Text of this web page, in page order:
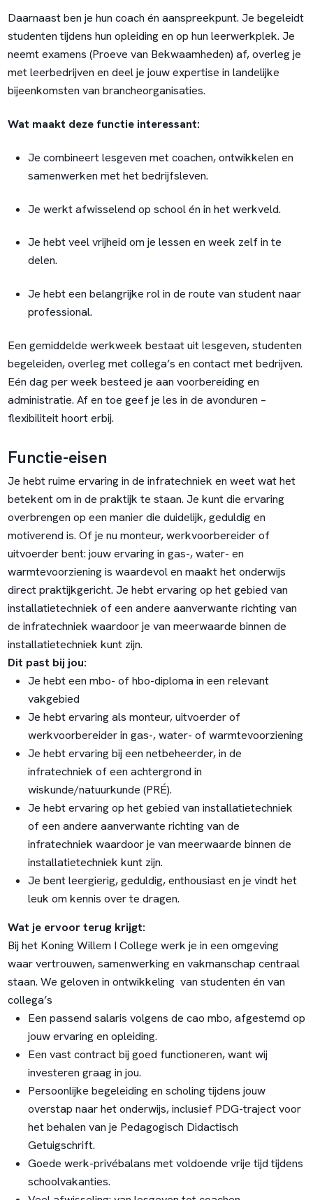
Daarnaast ben je hun coach én aanspreekpunt. Je begeleidt
studenten tijdens hun opleiding en op hun leerwerkplek. Je
neemt examens (Proeve van Bekwaamheden) af, overleg je
met leerbedrijven en deel je jouw expertise in landelijke
bijeenkomsten van brancheorganisaties.
Wat maakt deze functie interessant:
Je combineert lesgeven met coachen, ontwikkelen en
samenwerken met het bedrijfsleven.
Je werkt afwisselend op school én in het werkveld.
Je hebt veel vrijheid om je lessen en week zelf in te
delen.
Je hebt een belangrijke rol in de route van student naar
professional.
Een gemiddelde werkweek bestaat uit lesgeven, studenten
begeleiden, overleg met collega’s en contact met bedrijven.
Eén dag per week besteed je aan voorbereiding en
administratie. Af en toe geef je les in de avonduren –
flexibiliteit hoort erbij.
Functie-eisen
Je hebt ruime ervaring in de infratechniek en weet wat het
betekent om in de praktijk te staan. Je kunt die ervaring
overbrengen op een manier die duidelijk, geduldig en
motiverend is. Of je nu monteur, werkvoorbereider of
uitvoerder bent: jouw ervaring in gas-, water- en
warmtevoorziening is waardevol en maakt het onderwijs
direct praktijkgericht. Je hebt ervaring op het gebied van
installatietechniek of een andere aanverwante richting van
de infratechniek waardoor je van meerwaarde binnen de
installatietechniek kunt zijn.
Dit past bij jou:
Je hebt een mbo- of hbo-diploma in een relevant
vakgebied
Je hebt ervaring als monteur, uitvoerder of
werkvoorbereider in gas-, water- of warmtevoorziening
Je hebt ervaring bij een netbeheerder, in de
infratechniek of een achtergrond in
wiskunde/natuurkunde (PRÉ).
Je hebt ervaring op het gebied van installatietechniek
of een andere aanverwante richting van de
infratechniek waardoor je van meerwaarde binnen de
installatietechniek kunt zijn.
Je bent leergierig, geduldig, enthousiast en je vindt het
leuk om kennis over te dragen.
Wat je ervoor terug krijgt:
Bij het Koning Willem I College werk je in een omgeving
waar vertrouwen, samenwerking en vakmanschap centraal
staan. We geloven in ontwikkeling van studenten én van
collega’s
Een passend salaris volgens de cao mbo, afgestemd op
jouw ervaring en opleiding.
Een vast contract bij goed functioneren, want wij
investeren graag in jou.
Persoonlijke begeleiding en scholing tijdens jouw
overstap naar het onderwijs, inclusief PDG-traject voor
het behalen van je Pedagogisch Didactisch
Getuigschrift.
Goede werk-privébalans met voldoende vrije tijd tijdens
schoolvakanties.